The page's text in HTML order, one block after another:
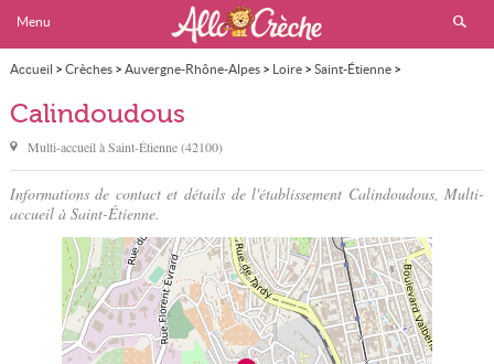
Menu
Accueil > Crèches> Auvergne-Rhône-Alpes> Loire> Saint-Étienne>
Calindoudous
Calindoudous
Multi-accueil àSaint-Étienne(42100)
Informations de contact et détails de l'établissement Calindoudous, Multi-
accueil à Saint-Étienne.